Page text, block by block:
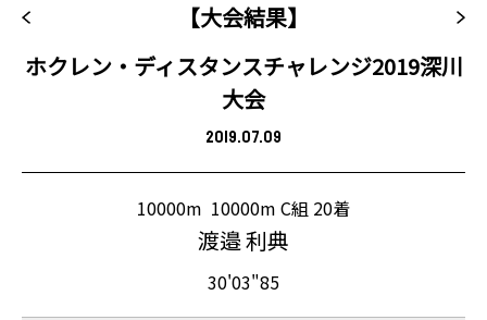
【大会結果】
ホクレン・ディスタンスチャレンジ2019深川
大会
2019.07.09
10000m 10000m C組 20着
渡邉 利典
30'03"85